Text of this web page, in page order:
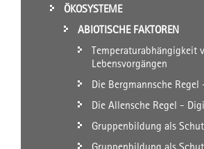
ÖKOSYSTEME
ABIOTISCHE FAKTOREN
Temperaturabhängigkeit
Lebensvorgängen
Die Bergmannsche
Die Allensche Regel -
Gruppenbildung als